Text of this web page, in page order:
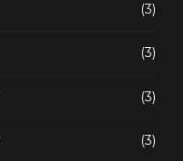
(3)
(3)
(3)
(3)